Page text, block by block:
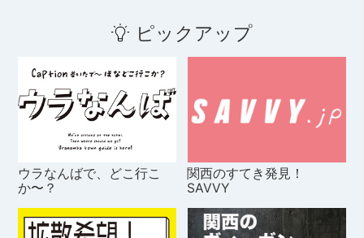
ピックアップ
ウラなんばで、どこ行こ
か〜？
関西のすてき発見！
SAVVY